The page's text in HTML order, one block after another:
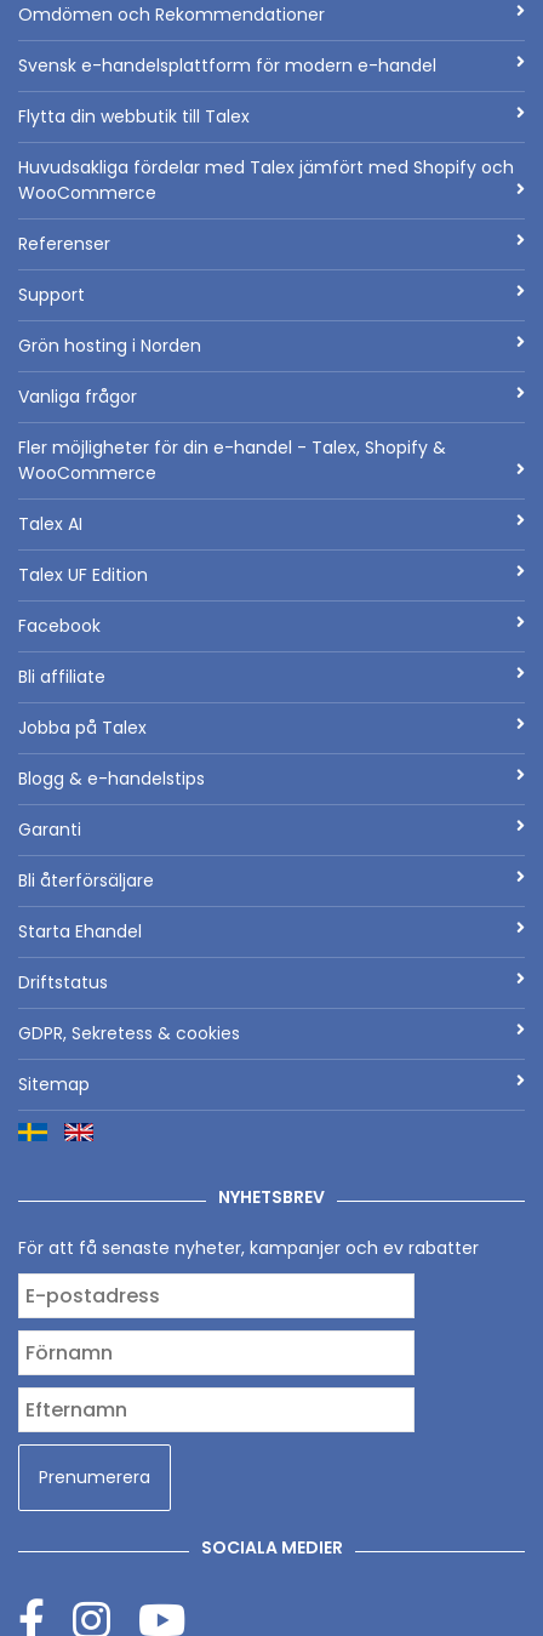
Omdömen och Rekommendationer
Svensk e-handelsplattform för modern e-handel
Flytta din webbutik till Talex
Huvudsakliga fördelar med Talex jämfört med Shopify och
WooCommerce
Referenser
Support
Grön hosting i Norden
Vanliga frågor
Fler möjligheter för din e-handel - Talex, Shopify &
WooCommerce
Talex AI
Talex UF Edition
Facebook
Bli affiliate
Jobba på Talex
Blogg & e-handelstips
Garanti
Bli återförsäljare
Starta Ehandel
Driftstatus
GDPR, Sekretess & cookies
Sitemap
NYHETSBREV
För att få senaste nyheter, kampanjer och ev rabatter
SOCIALA MEDIER